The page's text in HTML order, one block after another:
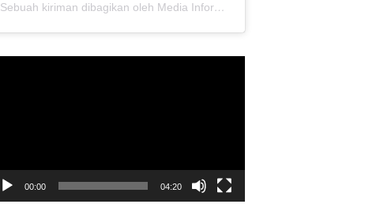
Sebuah kiriman dibagikan oleh Media Informasi Dewan Pusat Persaudaraan Setia Hati Terate (@media.dewanpusat)
00:00 04:20